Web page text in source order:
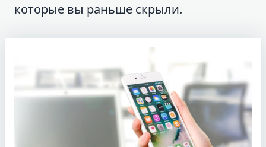
которые вы раньше скрыли.